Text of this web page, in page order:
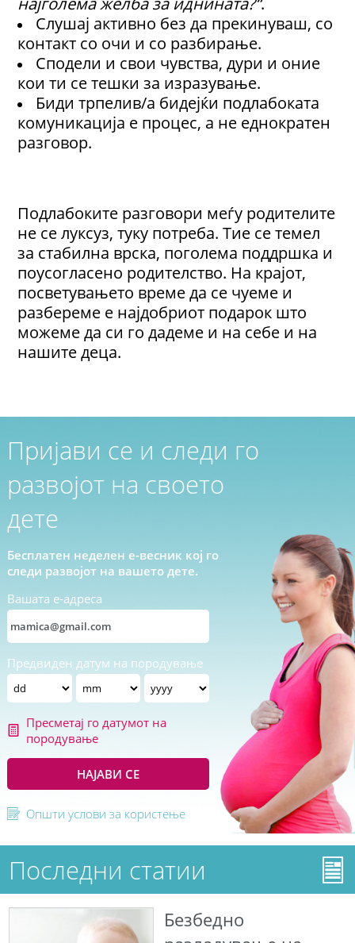
Слушај активно без да прекинуваш, со
контакт со очи и со разбирање.
Сподели и свои чувства, дури и оние
кои ти се тешки за изразување.
Биди трпелив/а бидејќи подлабоката
комуникација е процес, а не еднократен
разговор.
Подлабоките разговори меѓу родителите
не се луксуз, туку потреба. Тие се темел
за стабилна врска, поголема поддршка и
поусогласено родителство. На крајот,
посветувањето време да се чуеме и
разбереме е најдобриот подарок што
можеме да си го дадеме и на себе и на
нашите деца.
Пријави се и следи го
развојот на своето
дете
Бесплатен неделен е-весник кој го
следи развојот на вашето дете.
Вашата е-адреса
Предвиден датум на породување
Пресметај го датумот на
породување
НАЈАВИ СЕ
Општи услови за користење
Последни статии
Безбедно